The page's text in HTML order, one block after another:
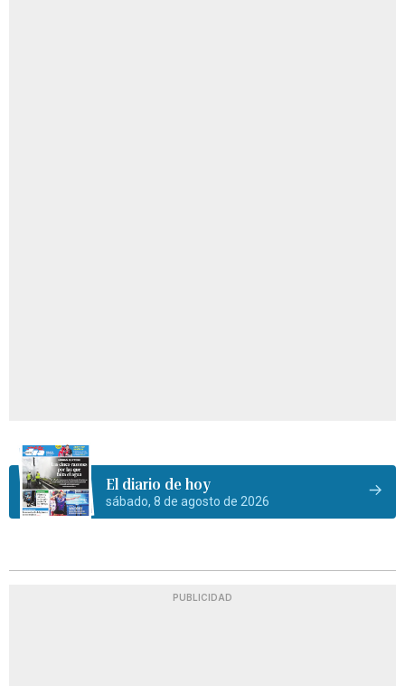
El diario de hoy
sábado, 8 de agosto de 2026
PUBLICIDAD